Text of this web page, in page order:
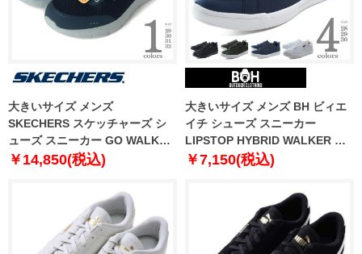
大きいサイズ メンズ
SKECHERS スケッチャーズ シ
ューズ スニーカー GO WALK
FLEX-100% WATERPROOF
￥14,850(税込)
大きいサイズ メンズ BH ビィエ
イチ シューズ スニーカー
LIPSTOP HYBRID WALKER 防
水加工 bh-2200
￥7,150(税込)